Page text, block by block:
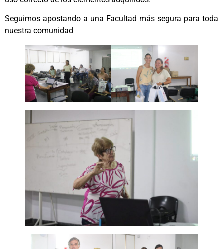
Seguimos apostando a una Facultad más segura para toda
nuestra comunidad